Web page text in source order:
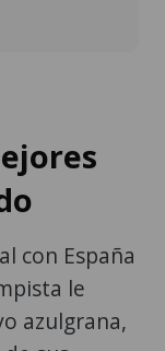
con España
le
azulgrana,